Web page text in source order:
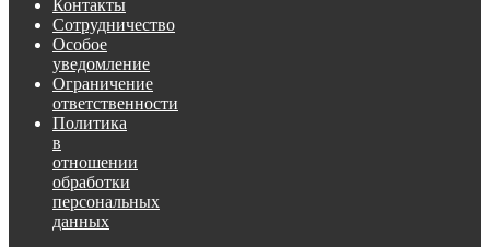
Контакты
Сотрудничество
Особое
уведомление
Ограничение
ответственности
Политика
в
отношении
обработки
персональных
данных